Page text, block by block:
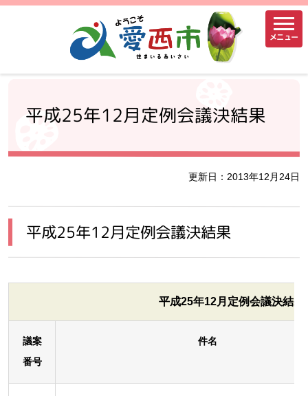
メニュー
平成25年12月定例会議決結果
更新日：2013年12月24日
平成25年12月定例会議決結果
平成25年12月定例会議決結果
議案
番号
件名